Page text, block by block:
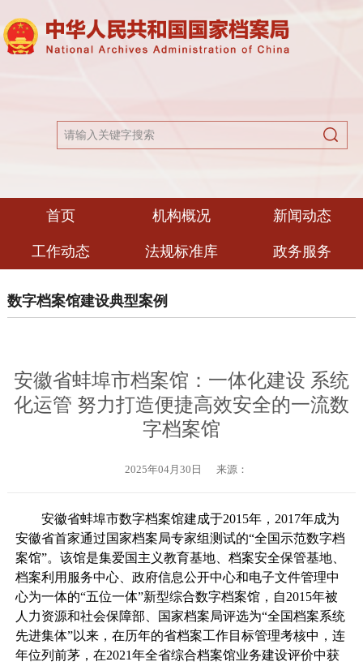
首页 机构概况 新闻动态
工作动态 法规标准库 政务服务
数字档案馆建设典型案例
安徽省蚌埠市档案馆：一体化建设 系统
化运管 努力打造便捷高效安全的一流数
字档案馆
2025年04月30日 来源：
安徽省蚌埠市数字档案馆建成于2015年，2017年成为
安徽省首家通过国家档案局专家组测试的“全国示范数字档
案馆”。该馆是集爱国主义教育基地、档案安全保管基地、
档案利用服务中心、政府信息公开中心和电子文件管理中
心为一体的“五位一体”新型综合数字档案馆，自2015年被
人力资源和社会保障部、国家档案局评选为“全国档案系统
先进集体”以来，在历年的省档案工作目标管理考核中，连
年位列前茅，在2021年全省综合档案馆业务建设评价中获